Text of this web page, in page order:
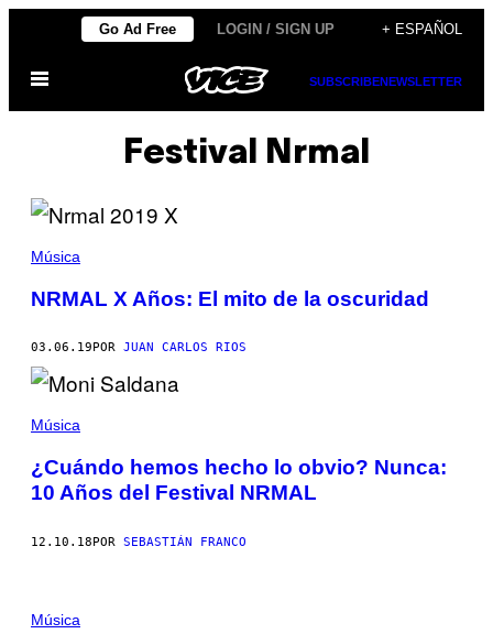
contenido
Go Ad Free LOGIN / SIGN UP + ESPAÑOL
Abrir
SUBSCRIBENEWSLETTER
Festival Nrmal
Música
NRMAL X Años: El mito de la oscuridad
03.06.19 POR JUAN CARLOS RIOS
Música
¿Cuándo hemos hecho lo obvio? Nunca:
10 Años del Festival NRMAL
12.10.18POR SEBASTIÁN FRANCO
Música